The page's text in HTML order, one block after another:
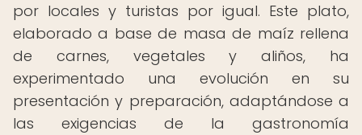
por locales y turistas por igual. Este plato,
elaborado a base de masa de maíz rellena
de carnes, vegetales y aliños, ha
experimentado una evolución en su
presentación y preparación, adaptándose a
las exigencias de la gastronomía